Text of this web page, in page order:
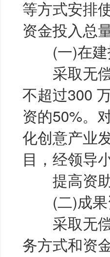
等方式安排
资金投入总
(一)在建
采取无偿
不超过300
资的50%。
化创意产业
目，经领导
提高资助
(二)成果
采取无偿
务方式和资